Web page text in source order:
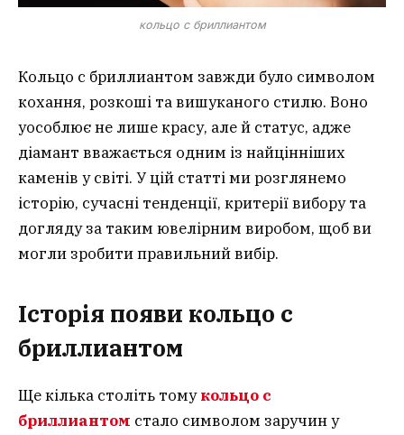
кольцо с бриллиантом
Кольцо с бриллиантом завжди було символом
кохання, розкоші та вишуканого стилю. Воно
уособлює не лише красу, але й статус, адже
діамант вважається одним із найцінніших
каменів у світі. У цій статті ми розглянемо
історію, сучасні тенденції, критерії вибору та
догляду за таким ювелірним виробом, щоб ви
могли зробити правильний вибір.
Історія появи кольцо с
бриллиантом
Ще кілька століть томукольцо с
бриллиантом стало символом заручин у